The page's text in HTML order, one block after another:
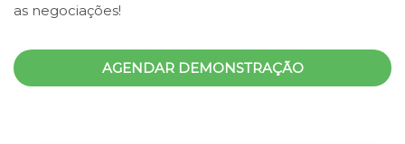
as negociações!
AGENDAR DEMONSTRAÇÃO